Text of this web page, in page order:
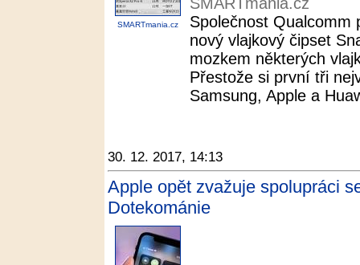
SMARTmania.cz
Společnost Qualcomm
nový vlajkový čipset
mozkem některých
Přestože si první tři
Samsung, Apple a
30. 12. 2017, 14:13
Apple opět zvažuje spolupráci
Dotekománie